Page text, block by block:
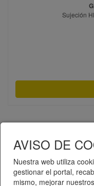
AVISO DE
Nuestra web utiliza
gestionar el portal,
mismo, mejorar
Sujeción